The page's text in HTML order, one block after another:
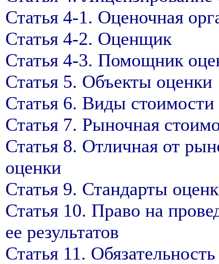
Статья 4-1. Оценочная
Статья 4-2. Оценщик
Статья 4-3. Помощник
Статья 5. Объекты оценки
Статья 6. Виды стоимости
Статья 7. Рыночная
Статья 8. Отличная от
оценки
Статья 9. Стандарты
Статья 10. Право на
ее результатов
Статья 11.